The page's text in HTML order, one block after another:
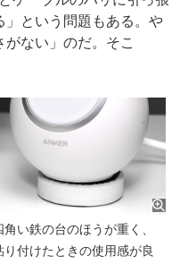
」という問題もある。や
ない」のだ。そこ
角い鉄の台のほうが重く、
り付けたときの使用感が良